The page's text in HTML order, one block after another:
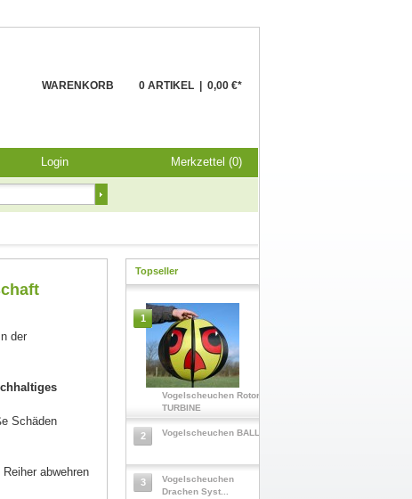
WARENKORB 0 ARTIKEL 0,00 €*
Login Merkzettel (0)
der
Schäden
abwehren
Topseller
Vogelscheuchen Rotor
TURBINE
1
Vogelscheuchen BALL
2
Vogelscheuchen
Drachen Syst...
3